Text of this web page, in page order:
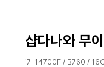
샵다나와
i7-14700F / B760 /